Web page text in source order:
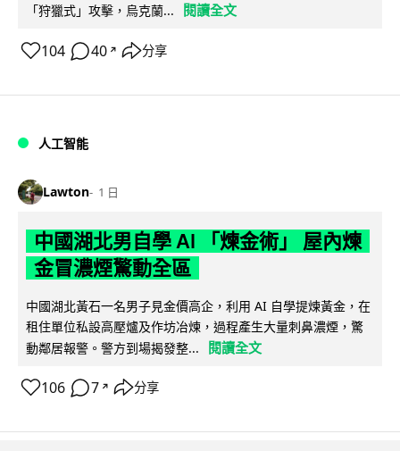
「狩獵式」攻擊，烏克蘭...
閱讀全文
104 40 ↗ 分享
人工智能
Lawton 1 日
中國湖北男自學 AI 「煉金術」 屋內煉
金冒濃煙驚動全區
中國湖北黃石一名男子見金價高企，利用 AI 自學提煉黃金，在
租住單位私設高壓爐及作坊冶煉，過程產生大量刺鼻濃煙，驚
動鄰居報警。警方到場揭發整...
閱讀全文
106 7 ↗ 分享